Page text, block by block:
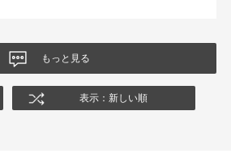
もっと見る
表示：新しい順